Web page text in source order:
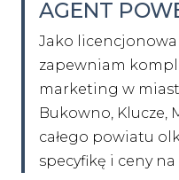
AGENT
Jako
zapewniam
marketing w
Bukowno, Klucze,
całego powiatu
specyfikę i ceny